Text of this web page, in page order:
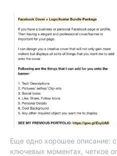
Еще одно хорошее описание:
ключевых моментах, четкое